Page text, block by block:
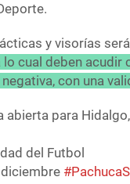
y visorías
lo cual deben acudir
con una
abierta para
del Futbol